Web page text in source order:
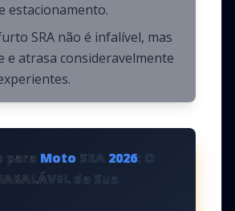
estacionamento.
SRA não é infalível, mas
e atrasa consideravelmente
Moto SRA 2026: O
da Sua